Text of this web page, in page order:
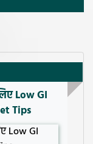
Low GI
Tips